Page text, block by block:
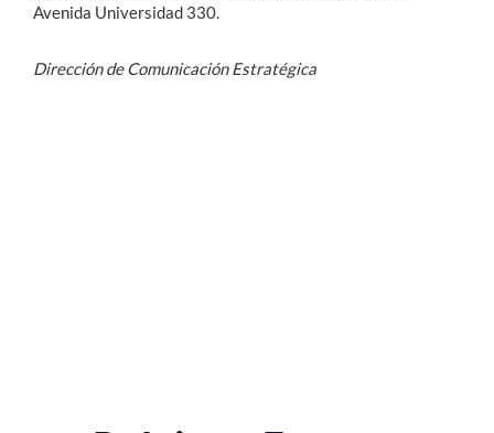
Avenida Universidad 330.
Dirección de Comunicación Estratégica